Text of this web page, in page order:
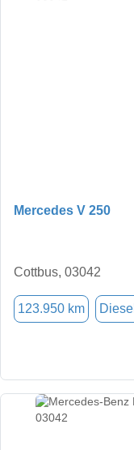
Mercedes V 250
Cottbus, 03042
123.950 km Diesel